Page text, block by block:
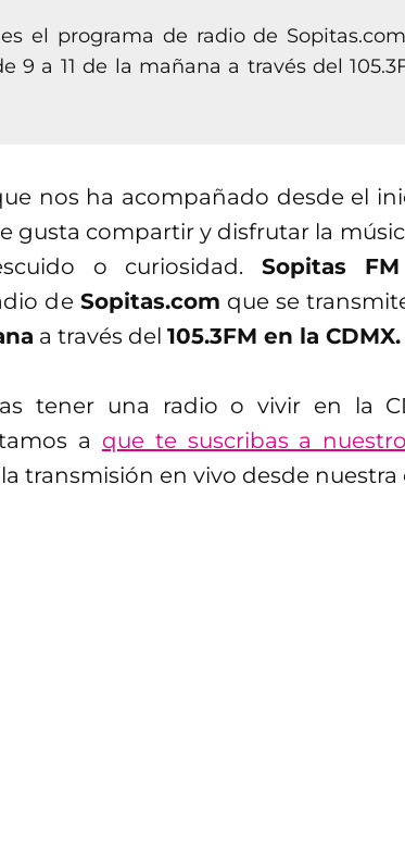
el programa de radio de
9 a 11 de la mañana a través del
nos ha acompañado desde el
gusta compartir y disfrutar la
o curiosidad. Sopitas
de Sopitas.com que se
a través del 105.3FM en la CDMX.
tener una radio o vivir en la
a que te suscribas a
transmisión en vivo desde nuestra